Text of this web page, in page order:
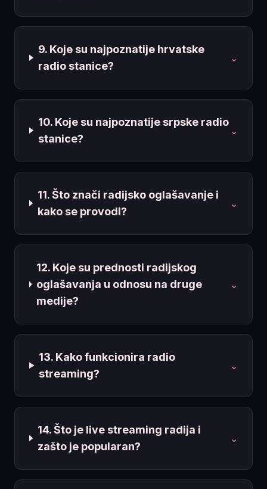
9. Koje su najpoznatije hrvatske
radio stanice?
⌄
10. Koje su najpoznatije srpske radio
stanice?
⌄
11. Što znači radijsko oglašavanje i
kako se provodi?
⌄
12. Koje su prednosti radijskog
oglašavanja u odnosu na druge
medije?
⌄
13. Kako funkcionira radio
streaming?
⌄
14. Što je live streaming radija i
zašto je popularan?
⌄